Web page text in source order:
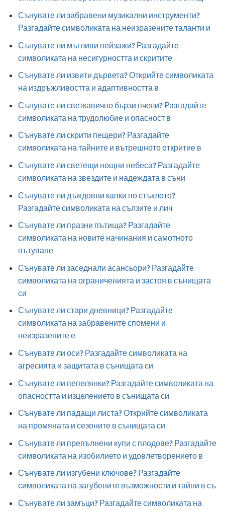
Сънувате ли забравени музикални инструменти?
Разгадайте символиката на неизразените таланти и
Сънувате ли мъгливи пейзажи? Разгадайте
символиката на несигурността и скритите
Сънувате ли извити дървета? Открийте символиката
на издръжливостта и адаптивността в
Сънувате ли светкавично бързи пчели? Разгадайте
символиката на трудолюбие и опасност в
Сънувате ли скрити пещери? Разгадайте
символиката на тайните и вътрешното откритие в
Сънувате ли светещи нощни небеса? Разгадайте
символиката на звездите и надеждата в съни
Сънувате ли дъждовни капки по стъклото?
Разгадайте символиката на сълзите и лич
Сънувате ли празни пътища? Разгадайте
символиката на новите начинания и самотното
пътуване
Сънувате ли заседнали асансьори? Разгадайте
символиката на ограниченията и застоя в сънищата
си
Сънувате ли стари дневници? Разгадайте
символиката на забравените спомени и
неизразените е
Сънувате ли оси? Разгадайте символиката на
агресията и защитата в сънищата си
Сънувате ли пепелянки? Разгадайте символиката на
опасността и изцелението в сънищата си
Сънувате ли падащи листа? Открийте символиката
на промяната и сезоните в сънищата си
Сънувате ли препълнени купи с плодове? Разгадайте
символиката на изобилието и удовлетворението в
Сънувате ли изгубени ключове? Разгадайте
символиката на загубените възможности и тайни в съ
Сънувате ли замъци? Разгадайте символиката на